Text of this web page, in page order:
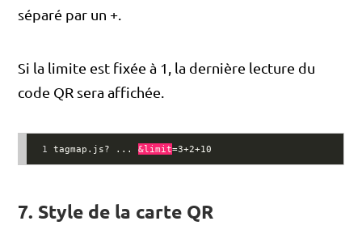
séparé par un +.
Si la limite est fixée à 1, la dernière lecture du
code QR sera affichée.
1 tagmap.js? ... &limit=3+2+10
7. Style de la carte QR